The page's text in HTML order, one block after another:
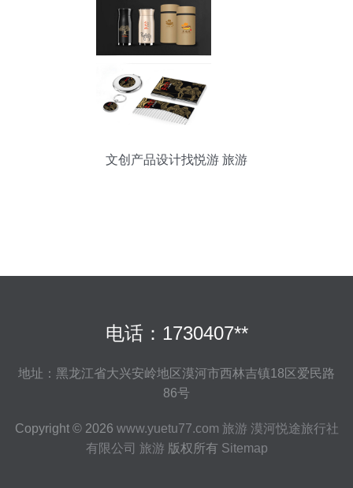
文创产品设计找悦游 旅游
电话：1730407**
地址：黑龙江省大兴安岭地区漠河市西林吉镇18区爱民路
86号
Copyright © 2026 www.yuetu77.com 旅游 漠河悦途旅行社
有限公司 旅游 版权所有 Sitemap